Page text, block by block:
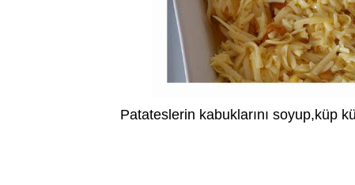
Patateslerin kabuklarını soyup,küp